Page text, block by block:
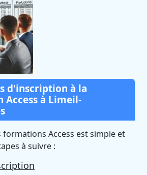
d'inscription à la
à Limeil-
Access est simple et
à suivre :